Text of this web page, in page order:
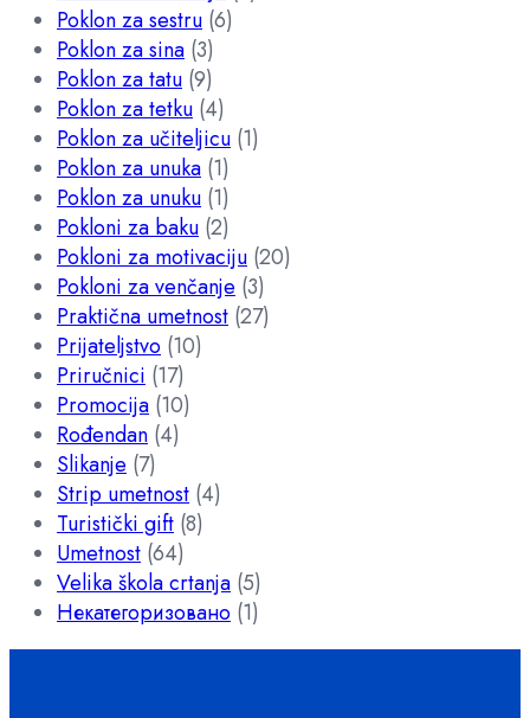
Poklon za sestru (6)
Poklon za sina (3)
Poklon za tatu (9)
Poklon za tetku (4)
Poklon za učiteljicu (1)
Poklon za unuka (1)
Poklon za unuku (1)
Pokloni za baku (2)
Pokloni za motivaciju (20)
Pokloni za venčanje (3)
Praktična umetnost (27)
Prijateljstvo (10)
Priručnici (17)
Promocija (10)
Rođendan (4)
Slikanje (7)
Strip umetnost (4)
Turistički gift (8)
Umetnost (64)
Velika škola crtanja (5)
Некатегоризовано (1)